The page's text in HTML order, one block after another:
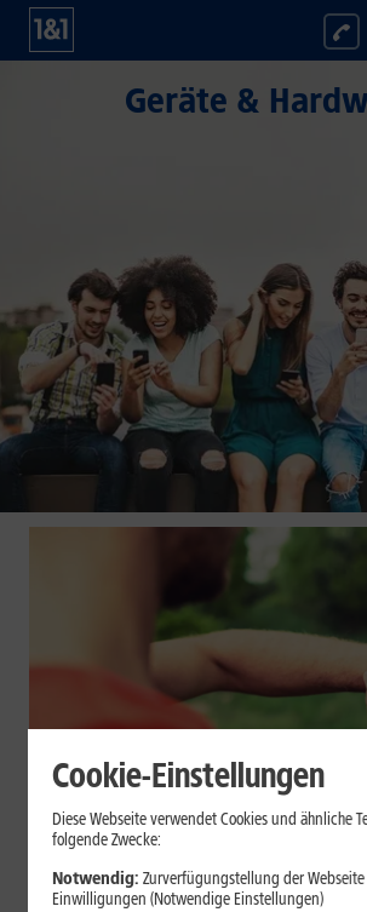
Geräte &
Geräte & Hardware
Smartwatch beim Sport:
unterstützt sie Dein
Cookie-Einstellungen
Diese Webseite verwendet Cookies und ähnliche
folgende Zwecke:
Notwendig: Zurverfügungstellung der
Einwilligungen (Notwendige Einstellungen)